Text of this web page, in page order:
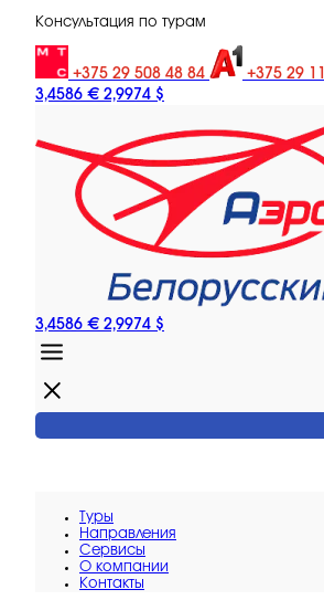
Консультация по турам
+375 29 508 48 84 +375 29
3,4586 € 2,9974 $
3,4586 € 2,9974 $
Туры
Направления
Сервисы
O компании
Контакты